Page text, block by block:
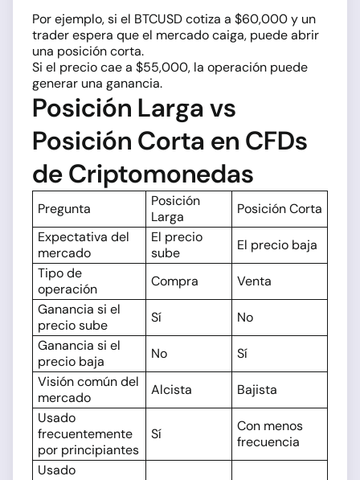
Por ejemplo, si el BTCUSD cotiza a $60,000 y un
trader espera que el mercado caiga, puede abrir
una posición corta.
Si el precio cae a $55,000, la operación puede
generar una ganancia.
Posición Larga vs
Posición Corta en CFDs
de Criptomonedas
Pregunta
Posición
Larga
Posición Corta
Expectativa del
mercado
El precio
sube
El precio baja
Tipo de
operación
Compra
Venta
Ganancia si el
precio sube
Sí
No
Ganancia si el
precio baja
No
Sí
Visión común del
mercado
Alcista
Bajista
Usado
frecuentemente
por principiantes
Sí
Con menos
frecuencia
Usado